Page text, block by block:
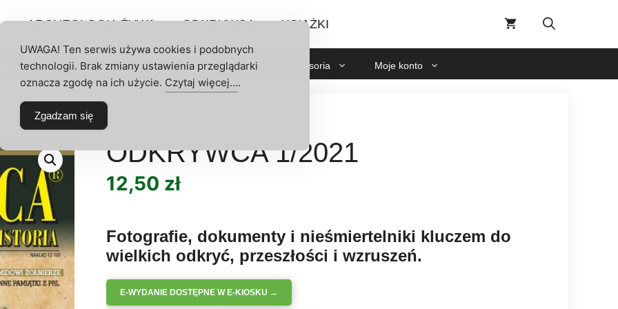
ARCHEOLOGIA ŻYWA ODKRYWCA KSIĄŻKI
Archeologia Żywa Odkrywca Akcesoria Moje konto
/2021
ODKRYWCA 1/2021
12,50 zł
Fotografie, dokumenty i nieśmiertelniki kluczem do
wielkich odkryć, przeszłości i wzruszeń.
E-WYDANIE DOSTĘPNE W E-KIOSKU →
UWAGA! Ten serwis używa cookies i podobnych
technologii. Brak zmiany ustawienia przeglądarki
oznacza zgodę na ich użycie. Czytaj więcej….
Zgadzam się